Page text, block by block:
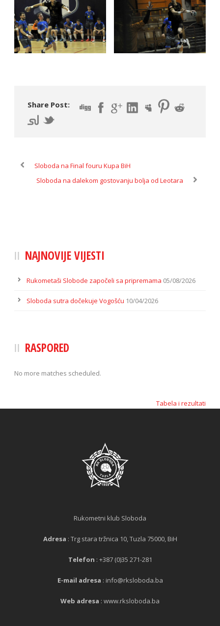
Share Post:
Sloboda na Final fouru Kupa BiH
Sloboda na dalekom gostovanju bolja od Leotara
NAJNOVIJE VIJESTI
Rukometaši Slobode započeli sa pripremama 05/08/2026
Sloboda sutra dočekuje Vogošću 10/04/2026
RASPORED
No more matches scheduled.
Tabela i rezultati
Rukometni klub Sloboda
Adresa : Trg stara tržnica 10, Tuzla 75000, BiH
Telefon : +387 (0)35 271-281
E-mail adresa : info@rksloboda.ba
Web adresa : www.rksloboda.ba